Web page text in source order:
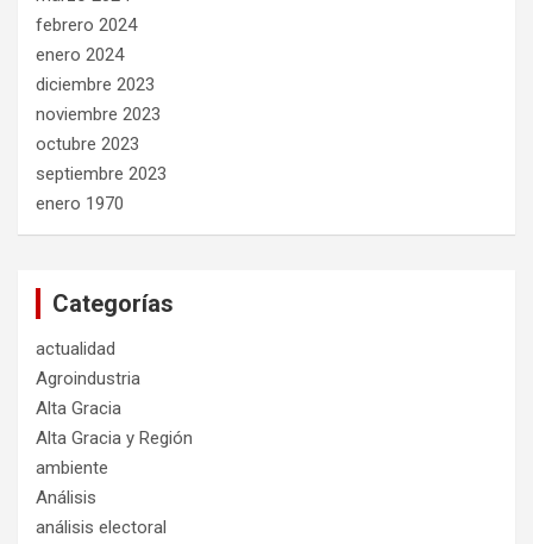
febrero 2024
enero 2024
diciembre 2023
noviembre 2023
octubre 2023
septiembre 2023
enero 1970
Categorías
actualidad
Agroindustria
Alta Gracia
Alta Gracia y Región
ambiente
Análisis
análisis electoral